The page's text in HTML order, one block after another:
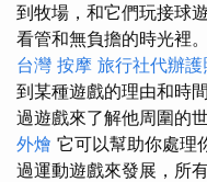
到牧場，和它們玩接球
看管和無負擔的時光裡。
台灣 按摩 旅行社代辦護
到某種遊戲的理由和時
過遊戲來了解他周圍的
外燴 它可以幫助你處理
過運動遊戲來發展，所